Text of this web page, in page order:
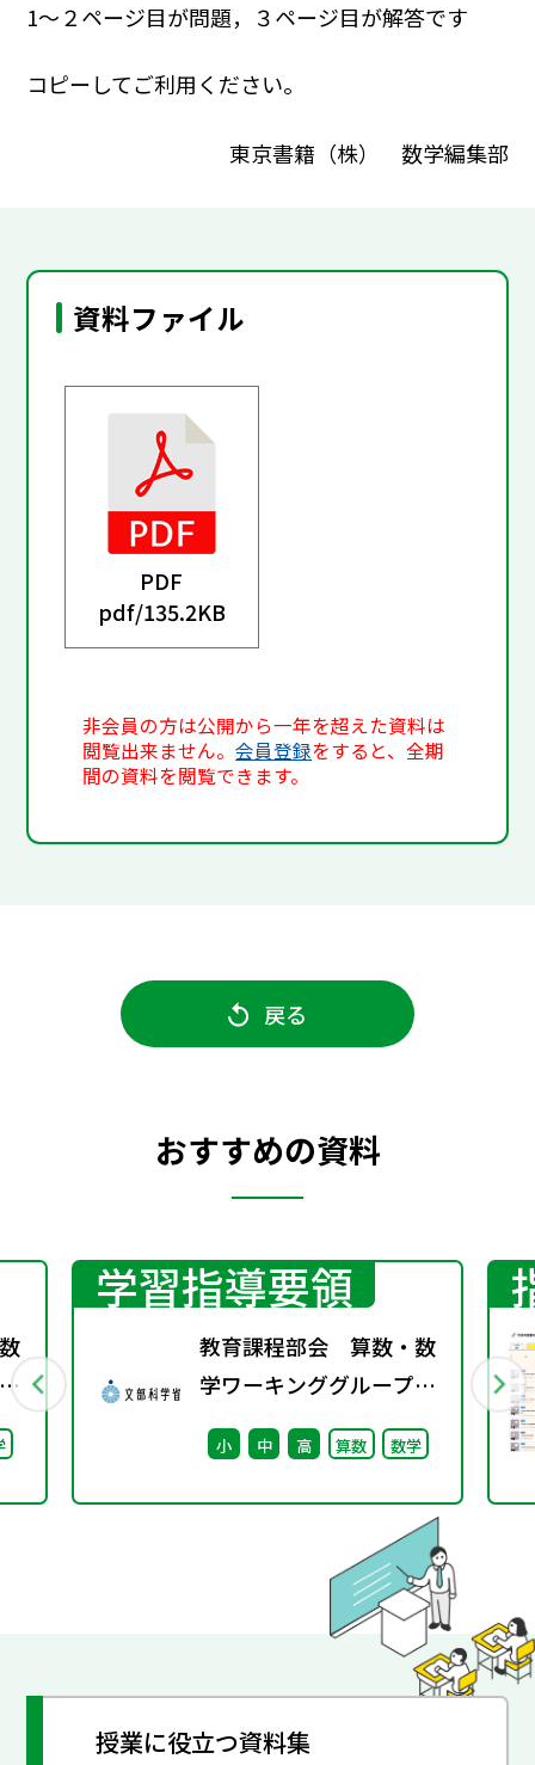
1～２ページ目が問題，３ページ目が解答です
コピーしてご利用ください。
東京書籍（株） 数学編集部
資料ファイル
PDF
pdf/135.2KB
非会員の方は公開から一年を超えた資料は
閲覧出来ません。会員登録をすると、全期
間の資料を閲覧できます。
戻る
おすすめの資料
学習指導要領
教育課程部会 算数・数
学ワーキンググループ
（第5回） 配付資
小 中 高 算数 数学
授業に役立つ資料集